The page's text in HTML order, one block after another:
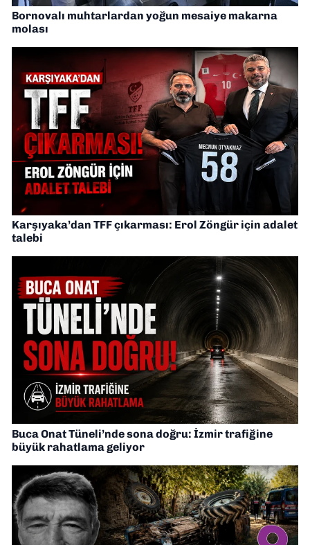
Bornovalı muhtarlardan yoğun mesaiye makarna
molası
Karşıyaka’dan TFF çıkarması: Erol Zöngür için adalet
talebi
Buca Onat Tüneli’nde sona doğru: İzmir trafiğine
büyük rahatlama geliyor